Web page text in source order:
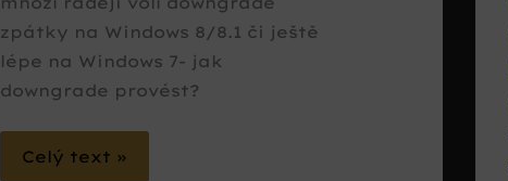
zpátky na Windows 8/8.1 či ještě
lépe na Windows 7- jak
downgrade provést?
Celý text »